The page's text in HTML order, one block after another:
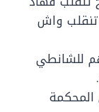
واش
للشانطي